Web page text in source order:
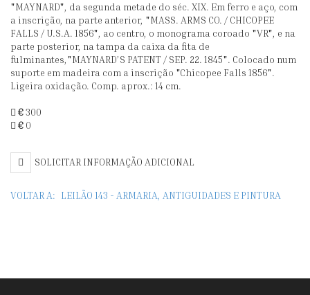
FECHO
DE
PEDERNEIRA
DE
"PATILHA"
"MAYNARD", da segunda metade do séc. XIX. Em ferro e aço, com
a inscrição, na parte anterior, "MASS. ARMS CO. / CHICOPEE
FALLS / U.S.A. 1856", ao centro, o monograma coroado "VR", e na
parte posterior, na tampa da caixa da fita de
fulminantes,"MAYNARD’S PATENT / SEP. 22. 1845". Colocado num
suporte em madeira com a inscrição "Chicopee Falls 1856".
Ligeira oxidação. Comp. aprox.: 14 cm.
€300
€ 0
SOLICITAR INFORMAÇÃO ADICIONAL
VOLTAR A: LEILÃO 143 - ARMARIA, ANTIGUIDADES E PINTURA